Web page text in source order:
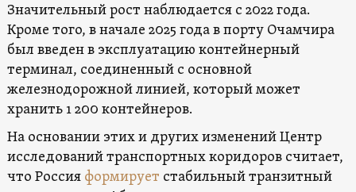
Значительный рост наблюдается с 2022 года.
Кроме того, в начале 2025 года в порту Очамчира
был введен в эксплуатацию контейнерный
терминал, соединенный с основной
железнодорожной линией, который может
хранить 1 200 контейнеров.
На основании этих и других изменений Центр
исследований транспортных коридоров считает,
что Россия формирует стабильный транзитный